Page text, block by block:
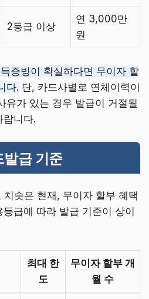
2등급 이상
연 3,000만
원
증빙이 확실하다면 무이자 할
다. 단, 카드사별로 연체이력이
유가 있는 경우 발급이 거절될
랍니다.
급 기준
솟은 현재, 무이자 할부 혜택
급에 따라 발급 기준이 상이
최대 한
도
무이자 할부 개
월 수